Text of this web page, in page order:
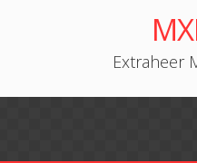
Extraheer